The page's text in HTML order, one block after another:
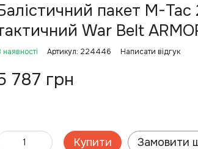
пакет M-Tac
War Belt
наявності Артикул: 224446 Написати відгук
787 грн
Купити Замовити